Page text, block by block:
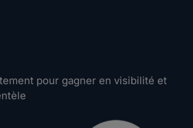
pour gagner en visibilité et